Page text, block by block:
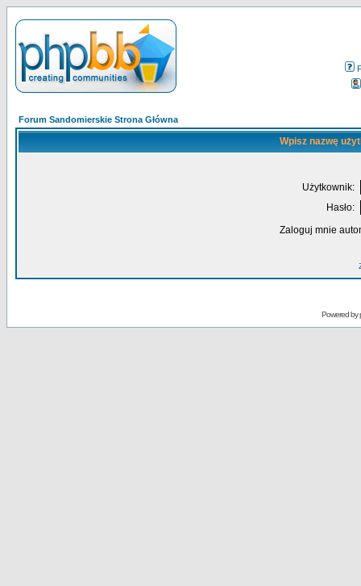
Forum Sandomierskie Strona Główna
Wpisz nazwę
Użytkownik:
Hasło:
Zaloguj mnie
Powered by